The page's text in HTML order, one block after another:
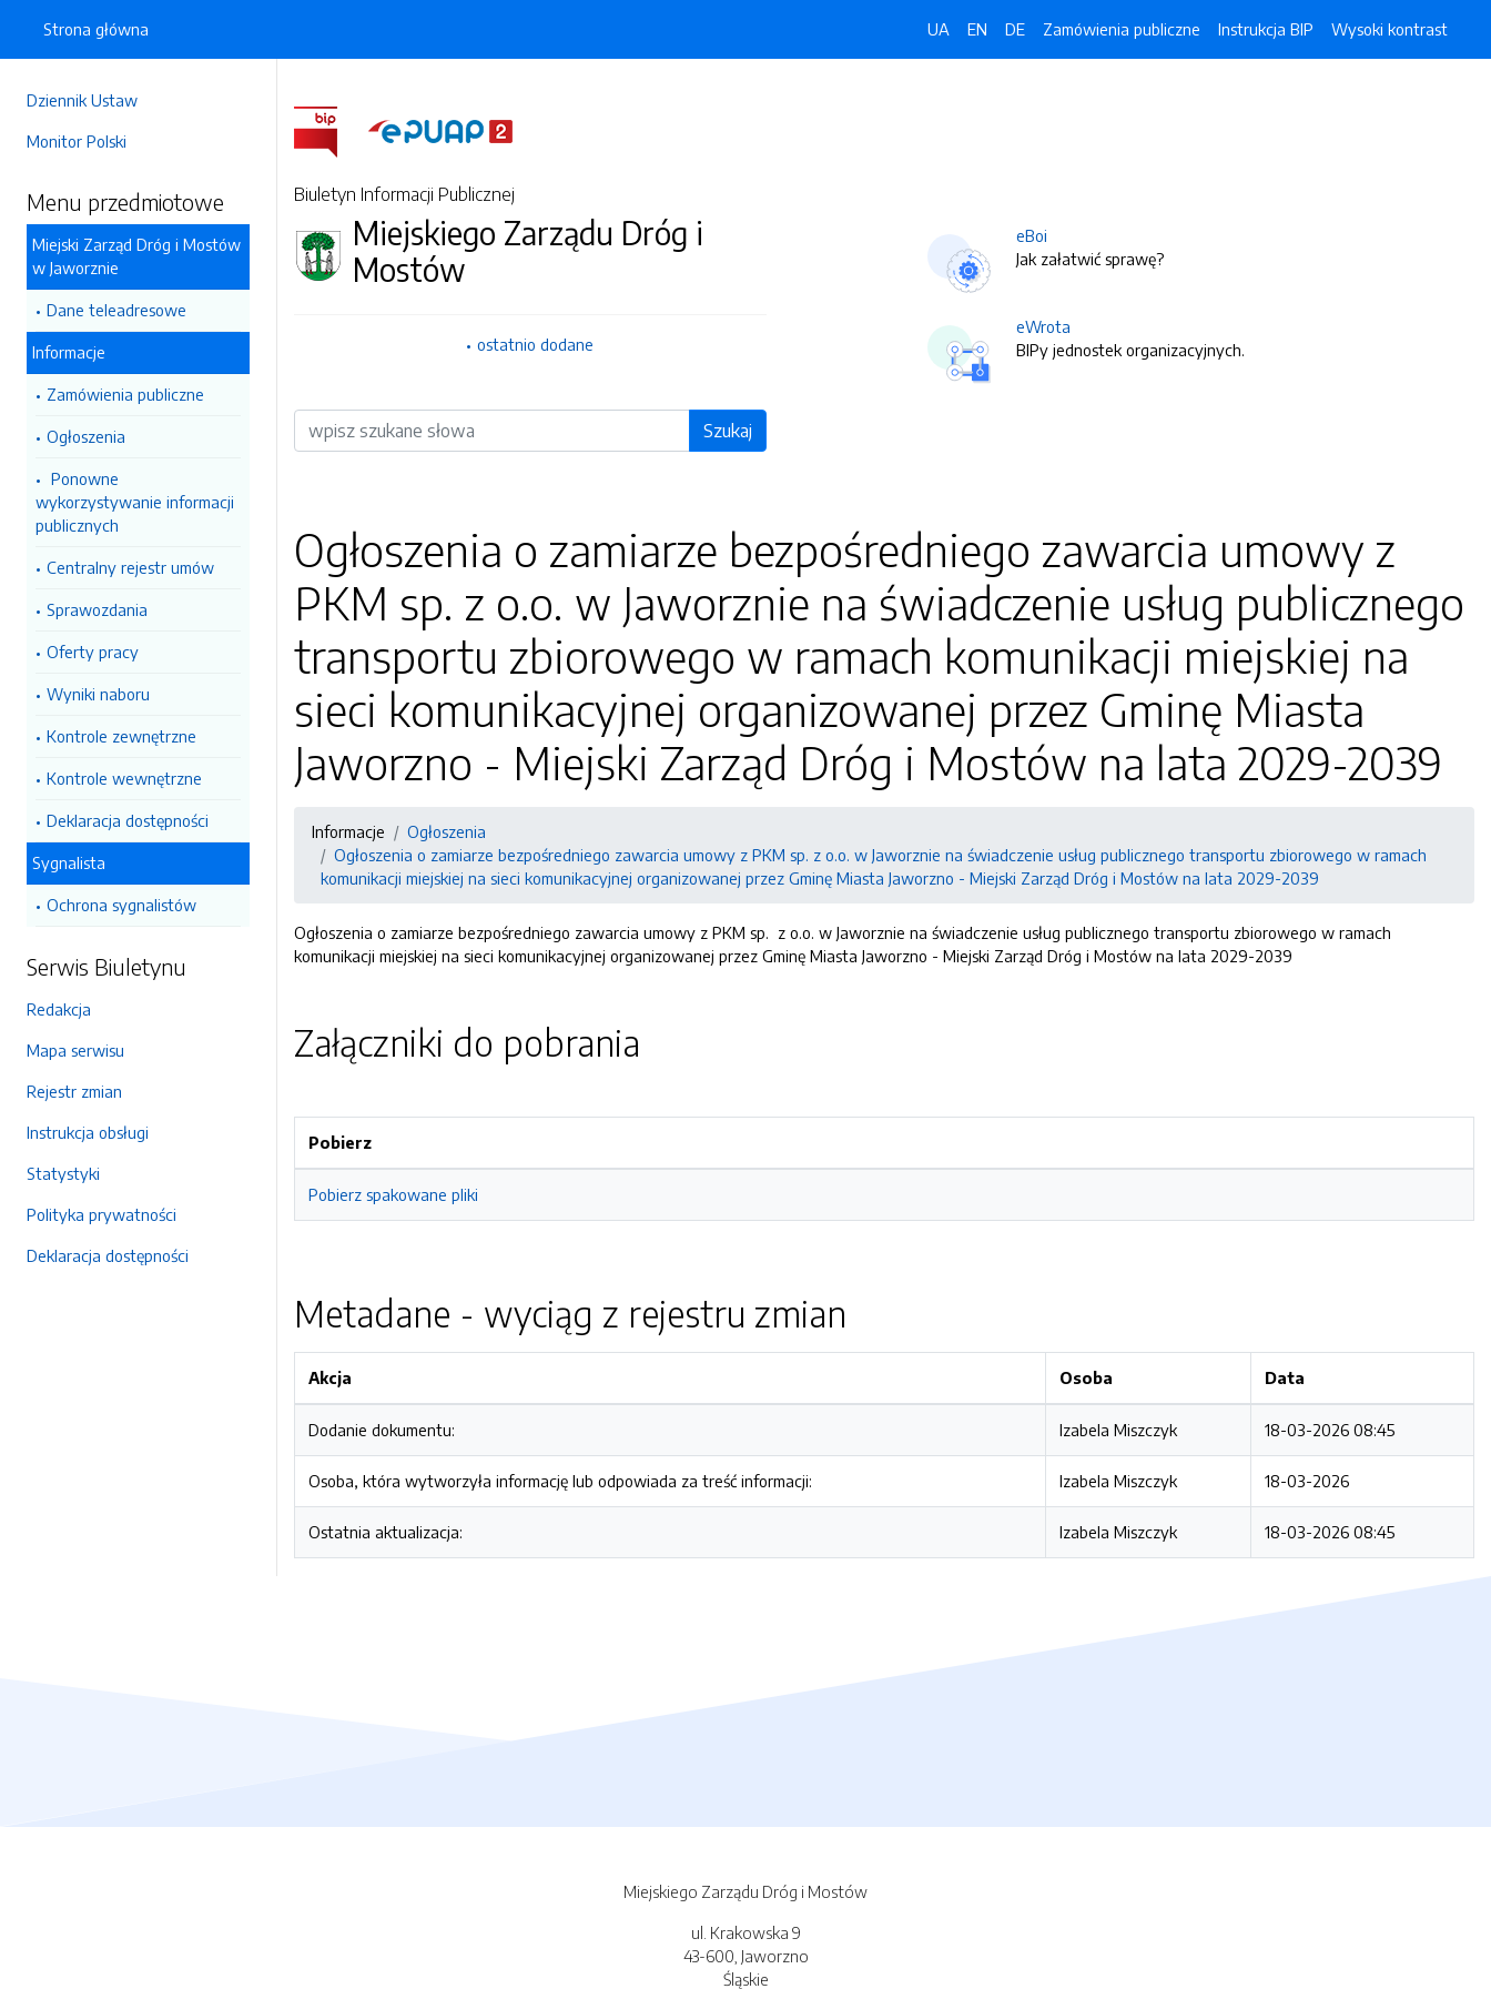
Dziennik Ustaw
Monitor Polski
Menu przedmiotowe
Miejski Zarząd Dróg i Mostów
w Jaworznie
Dane teleadresowe
Informacje
Zamówienia publiczne
Ogłoszenia
Ponowne
wykorzystywanie informacji
publicznych
Centralny rejestr umów
Sprawozdania
Oferty pracy
Wyniki naboru
Kontrole zewnętrzne
Kontrole wewnętrzne
Deklaracja dostępności
Sygnalista
Ochrona sygnalistów
Serwis Biuletynu
Redakcja
Mapa serwisu
Rejestr zmian
Instrukcja obsługi
Statystyki
Polityka prywatności
Deklaracja dostępności
Strona główna UA EN DE Zamówienia publiczne Instrukcja BIP Wysoki kontrast
Biuletyn Informacji Publicznej
Miejskiego Zarządu Dróg i
Mostów
ostatnio dodane
Wyszukiwarka Szukaj
eBoi
Jak załatwić sprawę?
eWrota
BIPy jednostek organizacyjnych.
Ogłoszenia o zamiarze bezpośredniego zawarcia umowy z
PKM sp. z o.o. w Jaworznie na świadczenie usług publicznego
transportu zbiorowego w ramach komunikacji miejskiej na
sieci komunikacyjnej organizowanej przez Gminę Miasta
Jaworzno - Miejski Zarząd Dróg i Mostów na lata 2029-2039
Informacje
Ogłoszenia
Ogłoszenia o zamiarze bezpośredniego zawarcia umowy z PKM sp. z o.o. w Jaworznie na świadczenie usług publicznego transportu zbiorowego w ramach
komunikacji miejskiej na sieci komunikacyjnej organizowanej przez Gminę Miasta Jaworzno - Miejski Zarząd Dróg i Mostów na lata 2029-2039
Ogłoszenia o zamiarze bezpośredniego zawarcia umowy z PKM sp. z o.o. w Jaworznie na świadczenie usług publicznego transportu zbiorowego w ramach
komunikacji miejskiej na sieci komunikacyjnej organizowanej przez Gminę Miasta Jaworzno - Miejski Zarząd Dróg i Mostów na lata 2029-2039
Załączniki do pobrania
Pobierz
Pobierz spakowane pliki
Metadane - wyciąg z rejestru zmian
Akcja Osoba Data
Dodanie dokumentu: Izabela Miszczyk 18-03-2026 08:45
Osoba, która wytworzyła informację lub odpowiada za treść informacji: Izabela Miszczyk 18-03-2026
Ostatnia aktualizacja: Izabela Miszczyk 18-03-2026 08:45
Miejskiego Zarządu Dróg i Mostów
ul. Krakowska 9
43-600, Jaworzno
Śląskie